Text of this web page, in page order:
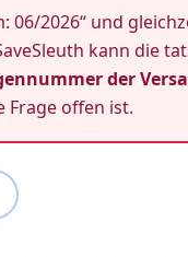
06/2026“ und
kann die
der
Frage offen ist.